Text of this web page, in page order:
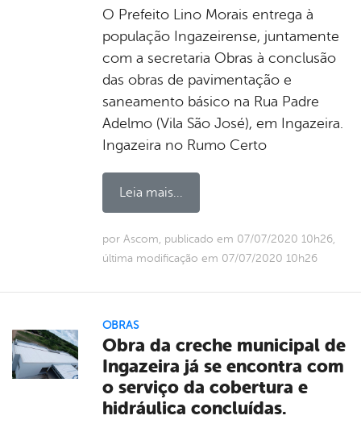
O Prefeito Lino Morais entrega à
população Ingazeirense, juntamente
com a secretaria Obras à conclusão
das obras de pavimentação e
saneamento básico na Rua Padre
Adelmo (Vila São José), em Ingazeira.
Ingazeira no Rumo Certo
Leia mais...
por Ascom, publicado em 07/07/2020 10h26,
última modificação em 07/07/2020 10h26
OBRAS
Obra da creche municipal de
Ingazeira já se encontra com
o serviço da cobertura e
hidráulica concluídas.